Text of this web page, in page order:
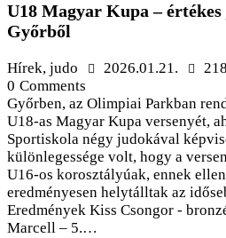
U18 Magyar Kupa –
Győrből
Hírek, judo 2026.01.21. 218
0 Comments
Győrben, az Olimpiai Parkban
U18-as Magyar Kupa versenyét,
Sportiskola négy judokával
különlegessége volt, hogy a
U16-os korosztályúak, ennek
eredményesen helytálltak az
Eredmények Kiss Csongor -
Marcell – 5.…